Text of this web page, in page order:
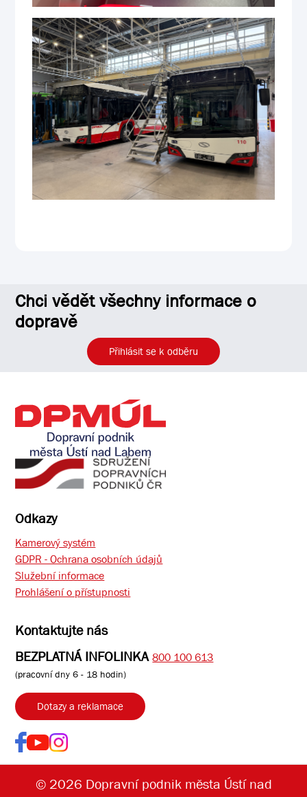
Chci vědět všechny informace o
dopravě
Přihlásit se k odběru
Odkazy
Kamerový systém
GDPR - Ochrana osobních údajů
Služební informace
Prohlášení o přístupnosti
Kontaktujte nás
BEZPLATNÁ INFOLINKA 800 100 613
(pracovní dny 6 - 18 hodin)
Dotazy a reklamace
© 2026 Dopravní podnik města Ústí nad